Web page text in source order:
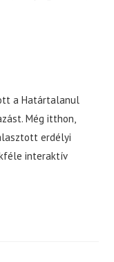
a Határtalanul
Még itthon,
erdélyi
interaktív